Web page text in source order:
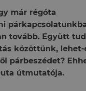
már régóta
tovább. Együtt
közöttünk, lehet-
párbeszédet?
útmutatója.